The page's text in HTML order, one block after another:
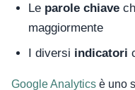
Le parole chiave
maggiormente
I diversi indicatori
Google Analytics è uno